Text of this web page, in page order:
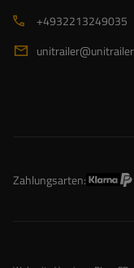
+4932213249035
Zahlungsarten: